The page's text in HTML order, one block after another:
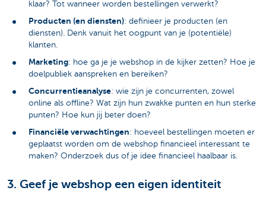
klaar? Tot wanneer worden bestellingen verwerkt?
Producten (en diensten): definieer je producten (en
diensten). Denk vanuit het oogpunt van je (potentiële)
klanten.
Marketing: hoe ga je je webshop in de kijker zetten? Hoe je
doelpubliek aanspreken en bereiken?
Concurrentieanalyse: wie zijn je concurrenten, zowel
online als offline? Wat zijn hun zwakke punten en hun sterke
punten? Hoe kun jij beter doen?
Financiële verwachtingen: hoeveel bestellingen moeten er
geplaatst worden om de webshop financieel interessant te
maken? Onderzoek dus of je idee financieel haalbaar is.
3. Geef je webshop een eigen identiteit